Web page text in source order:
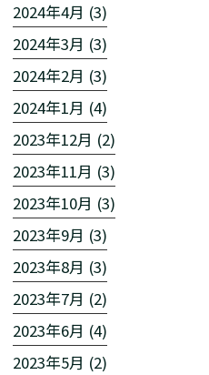
2024年4月 (3)
2024年3月 (3)
2024年2月 (3)
2024年1月 (4)
2023年12月 (2)
2023年11月 (3)
2023年10月 (3)
2023年9月 (3)
2023年8月 (3)
2023年7月 (2)
2023年6月 (4)
2023年5月 (2)